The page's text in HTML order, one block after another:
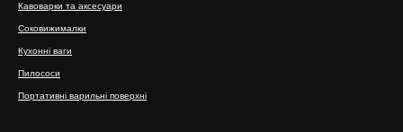
Кавоварки та аксесуари
Соковижималки
Кухонні ваги
Пилососи
Портативні варильні поверхні